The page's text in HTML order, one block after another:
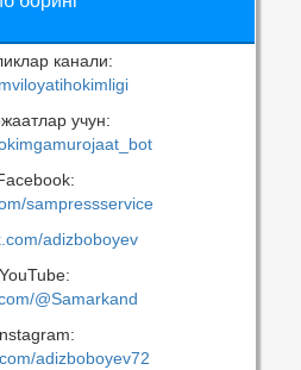
канали:
учун:
sampressservice
adizboboyev
YouTube:
@Samarkand
adizboboyev72